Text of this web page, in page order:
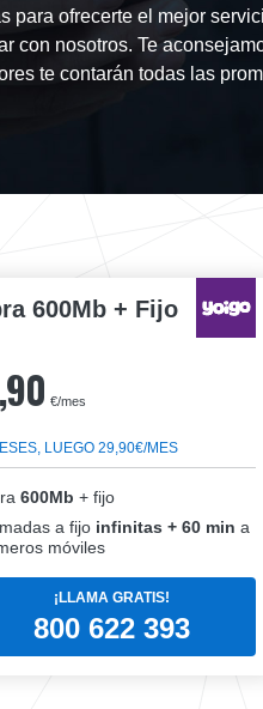
para ofrecerte el mejor
con nosotros. Te
te contarán todas las
600Mb + Fijo
€/mes
LUEGO 29,90€/MES
600Mb + fijo
a fijo infinitas + 60 min a
móviles
¡LLAMA GRATIS!
800 622 393